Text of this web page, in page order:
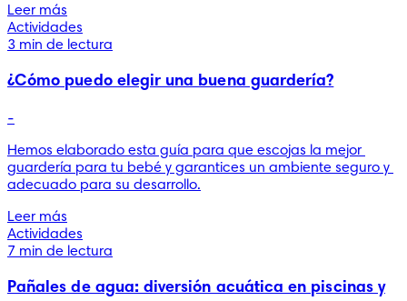
Leer más
Actividades
3 min de lectura
¿Cómo puedo elegir una buena guardería?
-
Hemos elaborado esta guía para que escojas la mejor
guardería para tu bebé y garantices un ambiente seguro y
adecuado para su desarrollo.
Leer más
Actividades
7 min de lectura
Pañales de agua: diversión acuática en piscinas y